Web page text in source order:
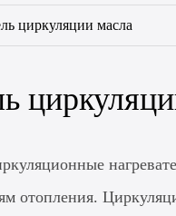
циркуляции масла
отопления.